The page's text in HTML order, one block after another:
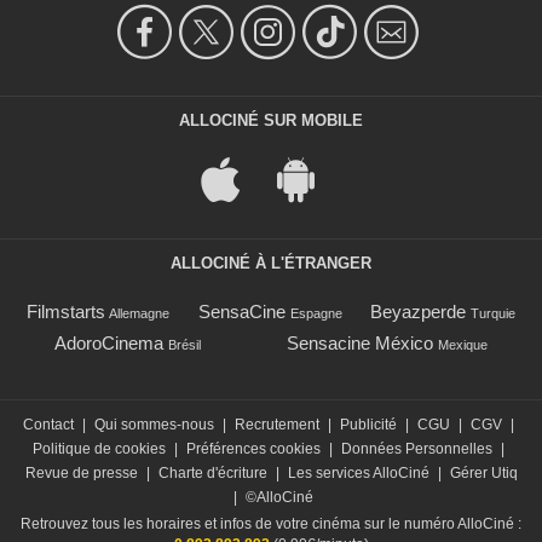
ALLOCINÉ SUR MOBILE
ALLOCINÉ À L'ÉTRANGER
Filmstarts Allemagne SensaCine Espagne Beyazperde Turquie
AdoroCinema Brésil Sensacine México Mexique
Contact Qui sommes-nous Recrutement Publicité CGU CGV
Politique de cookies
Préférences cookies Données Personnelles
Revue de presse
Charte d'écriture Les services AlloCiné
Gérer Utiq
©AlloCiné
Retrouvez tous les horaires et infos de votre cinéma sur le numéro AlloCiné :